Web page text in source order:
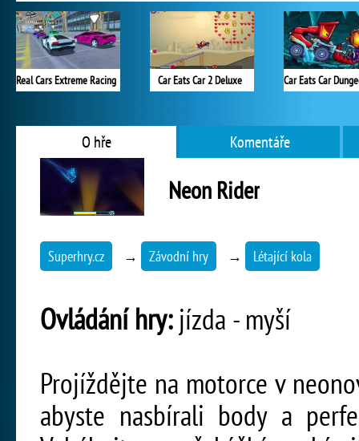
Real Cars Extreme Racing Car Eats Car 2 Deluxe
O hře Komentáře
Neon Rider
Superhry.cz → Závodní hry → Létající kola
Ovládání hry:jízda - myší
Projíždějte na motorce v
abyste nasbírali body a